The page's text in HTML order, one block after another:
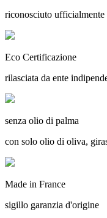
riconosciuto
Eco Certificazione
rilasciata da ente
senza olio di palma
con solo olio di oliva,
Made in France
sigillo garanzia d'origine